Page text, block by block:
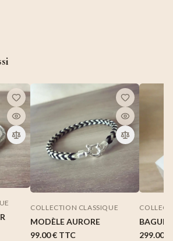
COLLECTION CLASSIQUE
MODÈLE AURORE
99.00 € TTC
BAGUE
299.00 €